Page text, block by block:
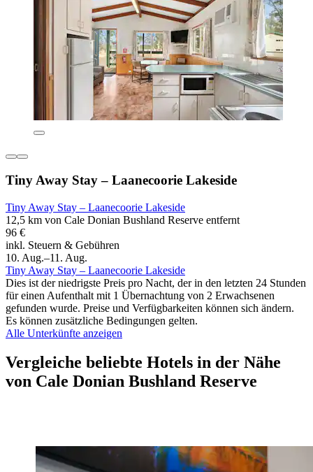
Tiny Away Stay – Laanecoorie Lakeside
Tiny Away Stay – Laanecoorie Lakeside
12,5 km von Cale Donian Bushland Reserve entfernt
96 €
inkl. Steuern & Gebühren
10. Aug.–11. Aug.
Tiny Away Stay – Laanecoorie Lakeside
Dies ist der niedrigste Preis pro Nacht, der in den letzten 24 Stunden
für einen Aufenthalt mit 1 Übernachtung von 2 Erwachsenen
gefunden wurde. Preise und Verfügbarkeiten können sich ändern.
Es können zusätzliche Bedingungen gelten.
Alle Unterkünfte anzeigen
Vergleiche beliebte Hotels in der Nähe
von Cale Donian Bushland Reserve